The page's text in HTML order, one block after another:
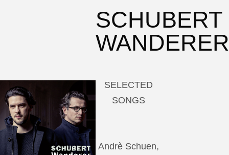
SCHUBERT
WANDERER
SELECTED
SONGS
Andrè Schuen,